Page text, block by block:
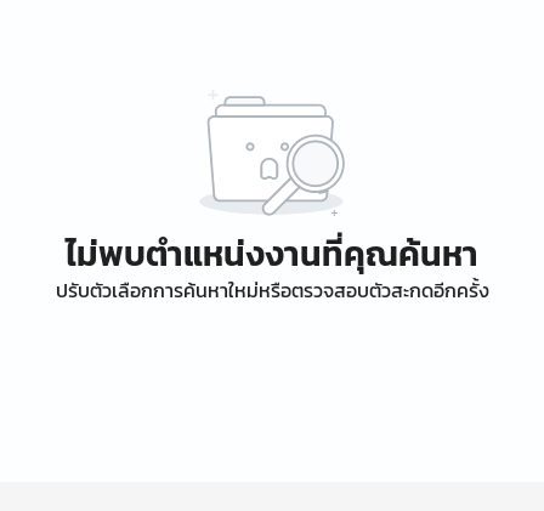
ไม่พบตำแหน่งงานที่คุณค้นหา
ปรับตัวเลือกการค้นหาใหม่หรือตรวจสอบตัวสะกดอีกครั้ง